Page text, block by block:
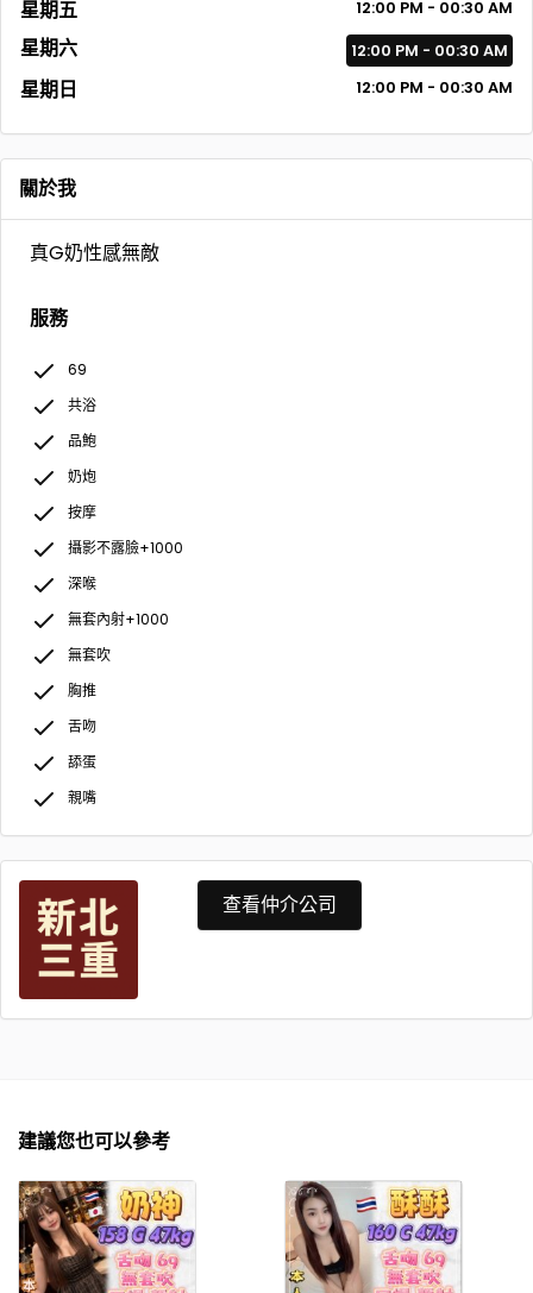
關於我
真G奶性感無敵
服務
69
共浴
品鮑
奶炮
按摩
攝影不露臉+1000
深喉
無套內射+1000
無套吹
胸推
舌吻
舔蛋
親嘴
查看仲介公司
星期五 12:00 PM - 00:30 AM
星期六 12:00 PM - 00:30 AM
星期日 12:00 PM - 00:30 AM
建議您也可以參考